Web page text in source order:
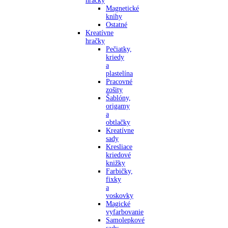
Magnetické
knihy
Ostatné
Kreatívne
hračky
Pečiatky,
kriedy
a
plastelína
Pracovné
zošity
Šablóny,
origamy
a
obtlačky
Kreatívne
sady
Kresliace
kriedové
knižky
Farbičky,
fixky
a
voskovky
Magické
vyfarbovanie
Samolepkové